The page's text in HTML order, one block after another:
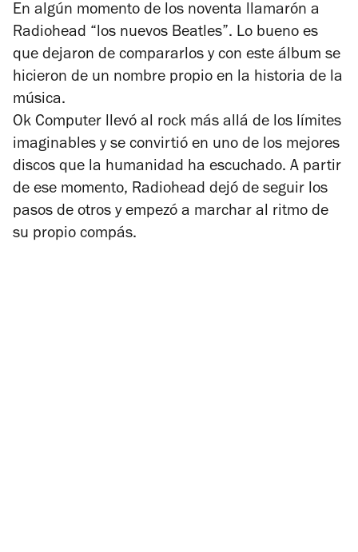
En algún momento de los noventa llamarón a
Radiohead “los nuevos Beatles”. Lo bueno es
que dejaron de compararlos y con este álbum se
hicieron de un nombre propio en la historia de la
música.
Ok Computer llevó al rock más allá de los límites
imaginables y se convirtió en uno de los mejores
discos que la humanidad ha escuchado. A partir
de ese momento, Radiohead dejó de seguir los
pasos de otros y empezó a marchar al ritmo de
su propio compás.